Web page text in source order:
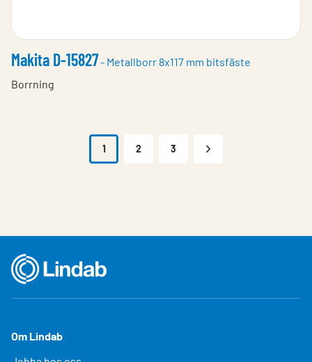
Makita D-15827- Metallborr 8x117 mm bitsfäste
Borrning
1 2 3
Om Lindab